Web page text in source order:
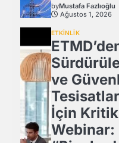
byMustafa Fazlıoğlu
Ağustos 1, 2026
ETKİNLİK
ve
Tesisatlar
İçin Kritik
Webinar: